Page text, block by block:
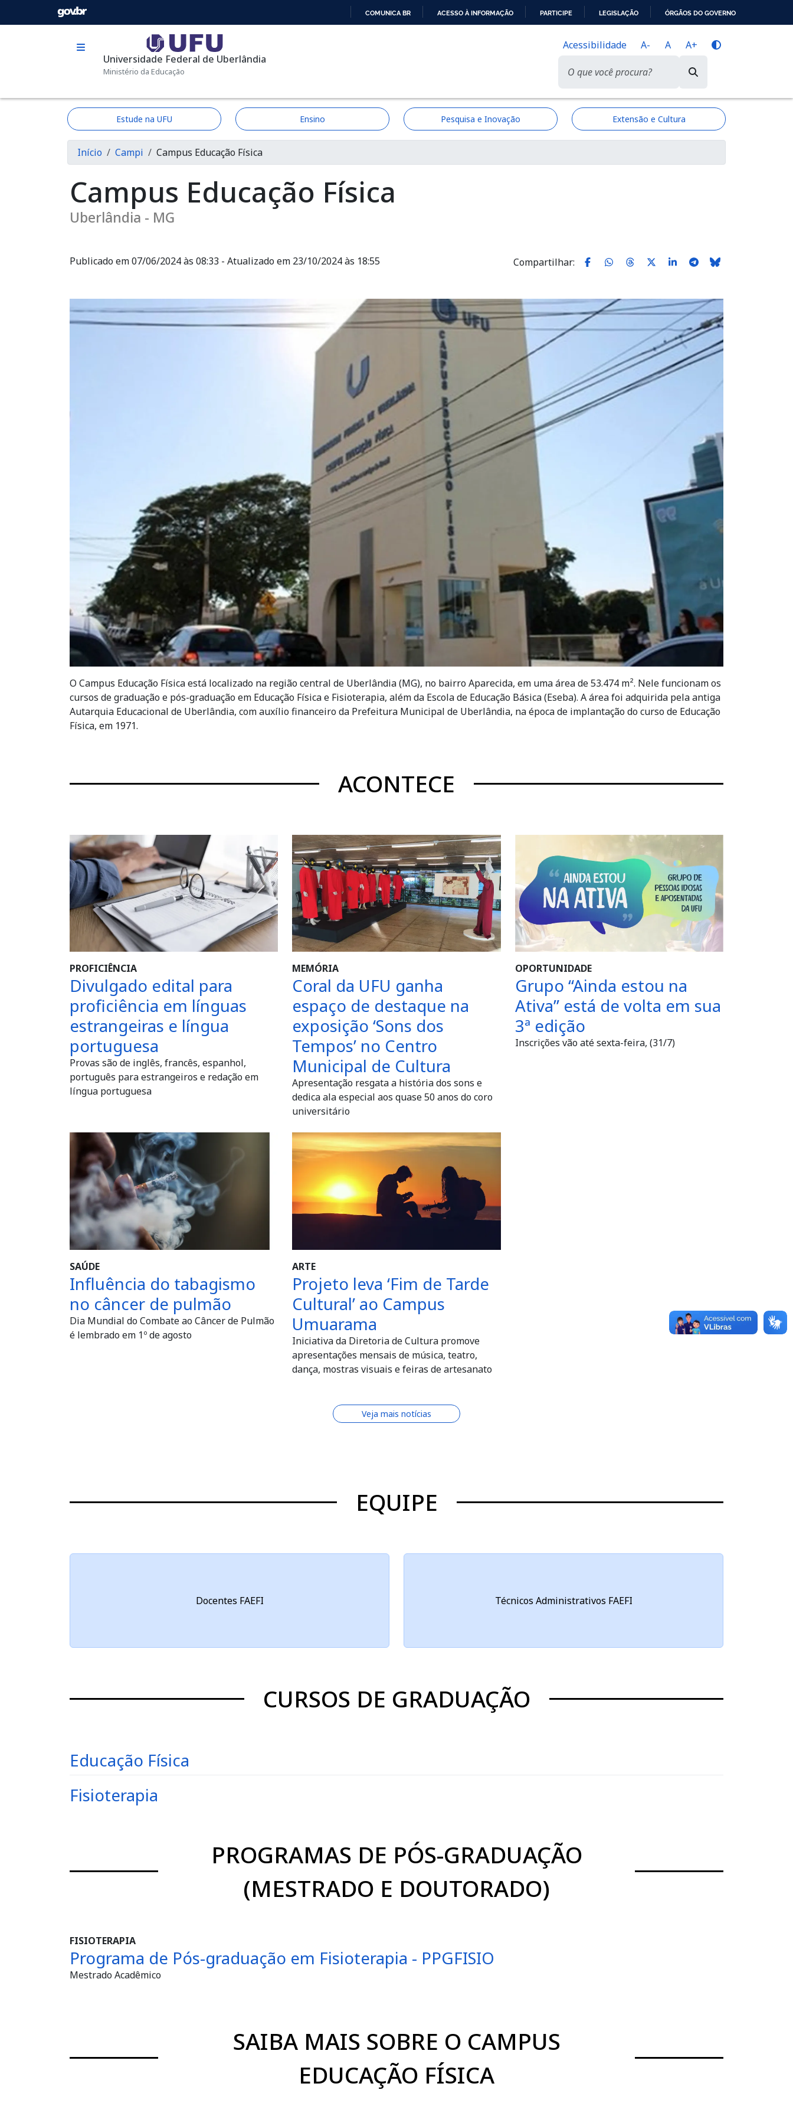
Pular para o conteúdo principal COMUNICA BR ACESSO À INFORMAÇÃO PARTICIPE LEGISLAÇÃO ÓRGÃOS DO GOVERNO
Universidade Federal de Uberlândia
Ministério da Educação
Acessibilidade A- A A+
Estude na UFU Ensino Pesquisa e Inovação Extensão e Cultura
Trilha de navegação
Início Campi Campus Educação Física
Campus Educação Física
Uberlândia - MG
Publicado em 07/06/2024 às 08:33 - Atualizado em 23/10/2024 às 18:55 Compartilhar:
Imagem
O Campus Educação Física está localizado na região central de Uberlândia (MG), no bairro Aparecida, em uma área de 53.474 m². Nele funcionam os
cursos de graduação e pós-graduação em Educação Física e Fisioterapia, além da Escola de Educação Básica (Eseba). A área foi adquirida pela antiga
Autarquia Educacional de Uberlândia, com auxílio financeiro da Prefeitura Municipal de Uberlândia, na época de implantação do curso de Educação
Física, em 1971.
ACONTECE
PROFICIÊNCIA
Divulgado edital para
proficiência em línguas
estrangeiras e língua
portuguesa
Provas são de inglês, francês, espanhol,
português para estrangeiros e redação em
língua portuguesa
MEMÓRIA
Coral da UFU ganha
espaço de destaque na
exposição ‘Sons dos
Tempos’ no Centro
Municipal de Cultura
Apresentação resgata a história dos sons e
dedica ala especial aos quase 50 anos do coro
universitário
OPORTUNIDADE
Grupo “Ainda estou na
Ativa” está de volta em sua
3ª edição
Inscrições vão até sexta-feira, (31/7)
SAÚDE
Influência do tabagismo
no câncer de pulmão
Dia Mundial do Combate ao Câncer de Pulmão
é lembrado em 1º de agosto
ARTE
Projeto leva ‘Fim de Tarde
Cultural’ ao Campus
Umuarama
Iniciativa da Diretoria de Cultura promove
apresentações mensais de música, teatro,
dança, mostras visuais e feiras de artesanato
Veja mais notícias
EQUIPE
Docentes FAEFI Técnicos Administrativos FAEFI
CURSOS DE GRADUAÇÃO
Educação Física
Fisioterapia
PROGRAMAS DE PÓS-GRADUAÇÃO
(MESTRADO E DOUTORADO)
FISIOTERAPIA
Programa de Pós-graduação em Fisioterapia - PPGFISIO
Mestrado Acadêmico
SAIBA MAIS SOBRE O CAMPUS
EDUCAÇÃO FÍSICA